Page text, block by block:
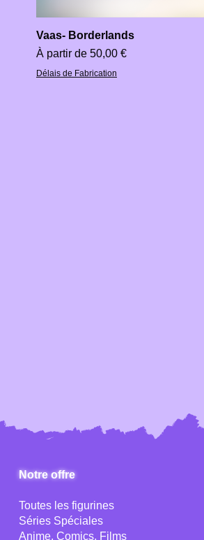
Vaas- Borderlands
À partir de 50,00 €
Prix promotionnel
Délais de Fabrication
Notre offre
Toutes les figurines
Séries Spéciales
Anime, Comics, Films